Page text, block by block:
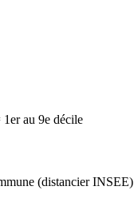
au 9e décile
(distancier INSEE)